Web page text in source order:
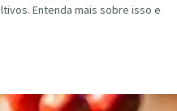
Entenda mais sobre isso e